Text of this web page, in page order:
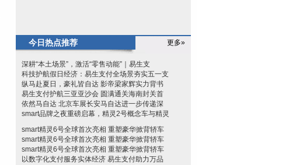
今日热点推荐 更多»
深耕“本土场景”，激活“零售动能”｜易生支
科技护航假日经济：易生支付全场景夯实五一支
纵马赴夏日，豪礼皆自达 影帝梁家辉实力背书
易生支付护航三亚亚沙会 圆满通关海南封关首
依然马自达 北京车展长安马自达进一步传递深
smart品牌之夜重磅启幕，精灵2号概念车与精灵
smart精灵6号全球首次亮相 重塑豪华掀背轿车
smart精灵6号全球首次亮相 重塑豪华掀背轿车
smart精灵6号全球首次亮相 重塑豪华掀背轿车
以数字化支付服务实体经济 易生支付助力万品